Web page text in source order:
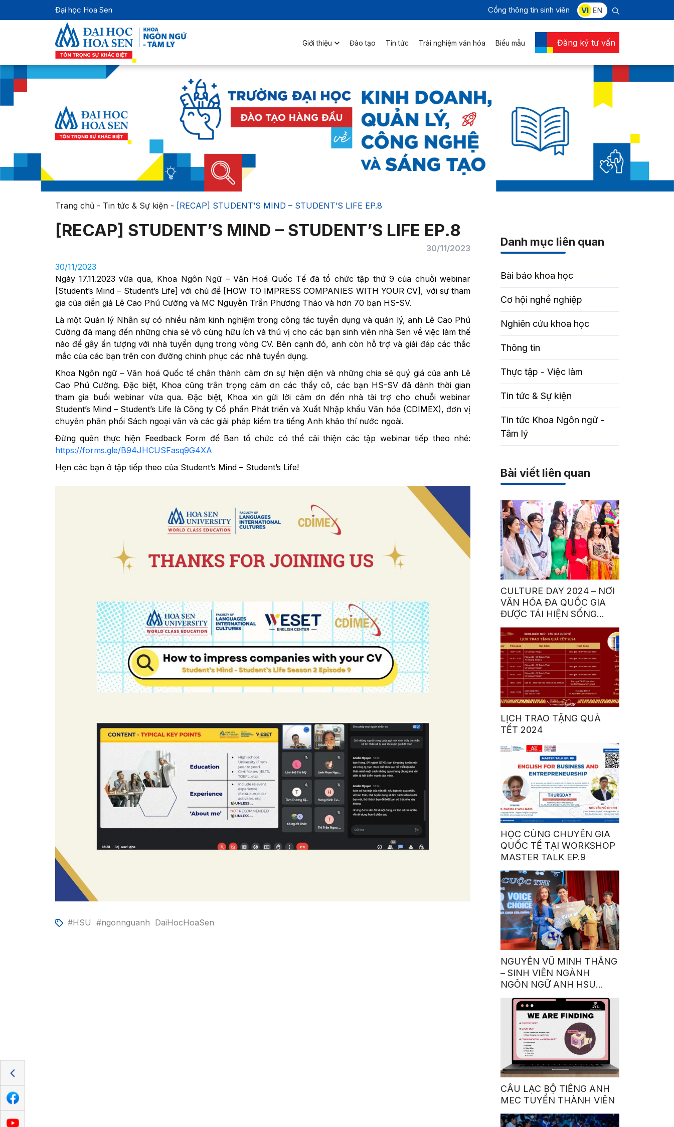
Đại học Hoa Sen Cổng thông tin sinh viên VI EN
Giới thiệu Đào tạo Tin tức Trải nghiệm văn hóa Biểu mẫu Đăng ký tư vấn
Trang chủ- Tin tức & Sự kiện- [RECAP] STUDENT’S MIND – STUDENT’S LIFE EP.8
[RECAP] STUDENT’S MIND – STUDENT’S LIFE EP.8
30/11/2023
30/11/2023
Ngày 17.11.2023 vừa qua, Khoa Ngôn Ngữ – Văn Hoá Quốc Tế đã tổ chức tập thứ 9 của chuỗi webinar
[Student’s Mind – Student’s Life] với chủ đề [HOW TO IMPRESS COMPANIES WITH YOUR CV], với sự tham
gia của diễn giả Lê Cao Phú Cường và MC Nguyễn Trần Phương Thảo và hơn 70 bạn HS-SV.
Là một Quản lý Nhân sự có nhiều năm kinh nghiệm trong công tác tuyển dụng và quản lý, anh Lê Cao Phú
Cường đã mang đến những chia sẻ vô cùng hữu ích và thú vị cho các bạn sinh viên nhà Sen về việc làm thế
nào để gây ấn tượng với nhà tuyển dụng trong vòng CV. Bên cạnh đó, anh còn hỗ trợ và giải đáp các thắc
mắc của các bạn trên con đường chinh phục các nhà tuyển dụng.
Khoa Ngôn ngữ – Văn hoá Quốc tế chân thành cảm ơn sự hiện diện và những chia sẻ quý giá của anh Lê
Cao Phú Cường. Đặc biệt, Khoa cũng trân trọng cảm ơn các thầy cô, các bạn HS-SV đã dành thời gian
tham gia buổi webinar vừa qua. Đặc biệt, Khoa xin gửi lời cảm ơn đến nhà tài trợ cho chuỗi webinar
Student’s Mind – Student’s Life là Công ty Cổ phần Phát triển và Xuất Nhập khẩu Văn hóa (CDIMEX), đơn vị
chuyên phân phối Sách ngoại văn và các giải pháp kiểm tra tiếng Anh khảo thí nước ngoài.
Đừng quên thực hiện Feedback Form để Ban tổ chức có thể cải thiện các tập webinar tiếp theo nhé:
https://forms.gle/B94JHCUSFasq9G4XA
Hẹn các bạn ở tập tiếp theo của Student’s Mind – Student’s Life!
#HSU #ngonnguanh DaiHocHoaSen
Danh mục liên quan
Bài báo khoa học
Cơ hội nghề nghiệp
Nghiên cứu khoa học
Thông tin
Thực tập - Việc làm
Tin tức & Sự kiện
Tin tức Khoa Ngôn ngữ -
Tâm lý
Bài viết liên quan
CULTURE DAY 2024 – NƠI
VĂN HÓA ĐA QUỐC GIA
ĐƯỢC TÁI HIỆN SỐNG
ĐỘNG BỞI SINH VIÊN HSU
LỊCH TRAO TẶNG QUÀ
TẾT 2024
HỌC CÙNG CHUYÊN GIA
QUỐC TẾ TẠI WORKSHOP
MASTER TALK EP.9
NGUYỄN VŨ MINH THẮNG
– SINH VIÊN NGÀNH
NGÔN NGỮ ANH HSU
GIÀNH QUÁN QUÂN
CUỘC THI GIỌNG NÓI
TRUYỀN CẢM HỨNG:
“OUR VOICE – OUR
CHOICE 2023”
CÂU LẠC BỘ TIẾNG ANH
MEC TUYỂN THÀNH VIÊN